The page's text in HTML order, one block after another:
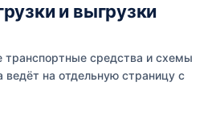
и выгрузки
транспортные средства и схемы
на отдельную страницу с